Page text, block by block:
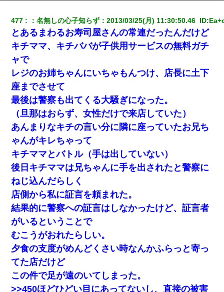
477 ：名無しの心子知らず ：2013/03/25(月) 11:30:50.46 ID:
とあるまわるお寿司屋さんの常連だったんだけど
キチママ、キチババが子供用サービスの無料ガチ
ャで
レジのお姉ちゃんにいちゃもんつけ、店長に土下
座までさせて
最後は警察も出てくる大騒ぎになった。
（旦那はおらず、女性だけで来店していた）
あんまりなキチの言い分に隣に座っていたお兄ち
ゃんがキレちゃって
キチママとバトル（手は出していない）
後日キチママは兄ちゃんに手を出されたと警察に
ねじ込んだらしく
店側から私に証言を頼まれた。
結果的に警察への証言はしなかったけど、証言者
がいるということで
むこうがおれたらしい。
夕食の支度がめんどくさい時なんかふらっと寄っ
てた店だけど
この件で足が遠のいてしまった。
>>450ほどひどい目にあってないし、直接の被害